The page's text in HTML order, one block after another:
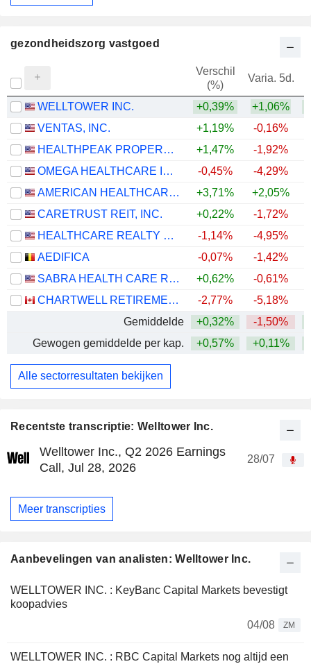
Recentste transcriptie: Welltower Inc.
Welltower Inc., Q2 2026 Earnings
Call, Jul 28, 2026
28/07
Meer transcripties
Aanbevelingen van analisten: Welltower Inc.
WELLTOWER INC. : KeyBanc Capital Markets bevestigt
koopadvies
04/08
ZM
WELLTOWER INC. : RBC Capital Markets nog altijd een
gezondheidszorg vastgoed
Verschil
(%)
Varia. 5d.
WELLTOWER INC. +0,39% +1,06%
VENTAS, INC.
+1,19% -0,16%
HEALTHPEAK PROPERTIES, INC.
+1,47% -1,92%
OMEGA HEALTHCARE INVESTORS, INC.
-0,45% -4,29%
AMERICAN HEALTHCARE REIT, INC.
+3,71% +2,05%
CARETRUST REIT, INC.
+0,22% -1,72%
HEALTHCARE REALTY TRUST INCORPORATED
-1,14% -4,95%
AEDIFICA
-0,07% -1,42%
SABRA HEALTH CARE REIT, INC.
+0,62% -0,61%
CHARTWELL RETIREMENT RESIDENCES
-2,77% -5,18%
Gemiddelde
+0,32% -1,50%
Gewogen gemiddelde per kap.
+0,57% +0,11%
Alle sectorresultaten bekijken